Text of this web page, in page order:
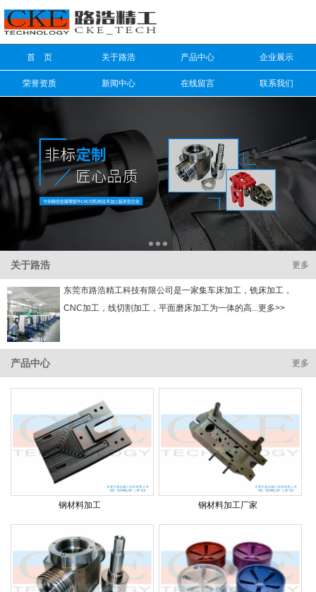
首 页 关于路浩 产品中心 企业展示
荣誉资质 新闻中心 在线留言 联系我们
更多
关于路浩
东莞市路浩精工科技有限公司是一家集车床加工，铣床加工，
CNC加工，线切割加工，平面磨床加工为一体的高...更多>>
更多
产品中心
钢材料加工 钢材料加工厂家
信息搜索